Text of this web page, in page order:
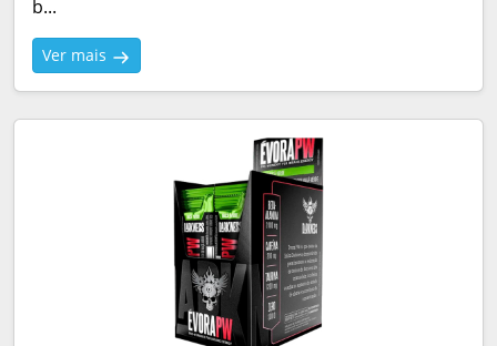
b...
Ver mais